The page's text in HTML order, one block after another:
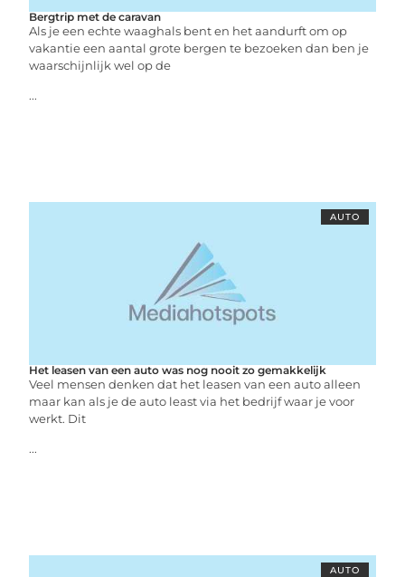
Bergtrip met de caravan
Als je een echte waaghals bent en het aandurft om op
vakantie een aantal grote bergen te bezoeken dan ben je
waarschijnlijk wel op de
...
AUTO
Het leasen van een auto was nog nooit zo gemakkelijk
Veel mensen denken dat het leasen van een auto alleen
maar kan als je de auto least via het bedrijf waar je voor
werkt. Dit
...
AUTO